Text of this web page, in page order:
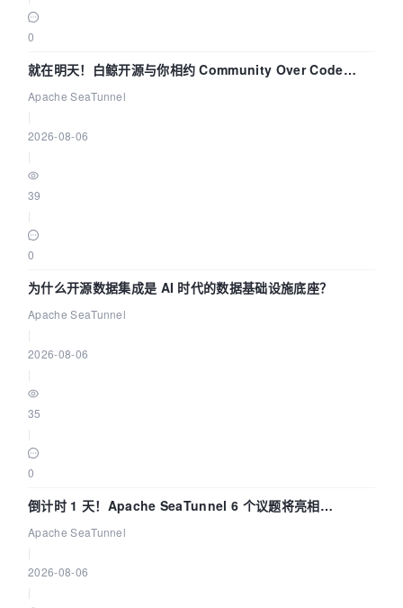
0
就在明天！白鲸开源与你相约 Community Over Code
Asia 2026 主题演讲！
Apache SeaTunnel
2026-08-06
39
0
为什么开源数据集成是 AI 时代的数据基础设施底座？
Apache SeaTunnel
2026-08-06
35
0
倒计时 1 天！Apache SeaTunnel 6 个议题将亮相
Community Over Code Asia 2026
Apache SeaTunnel
2026-08-06